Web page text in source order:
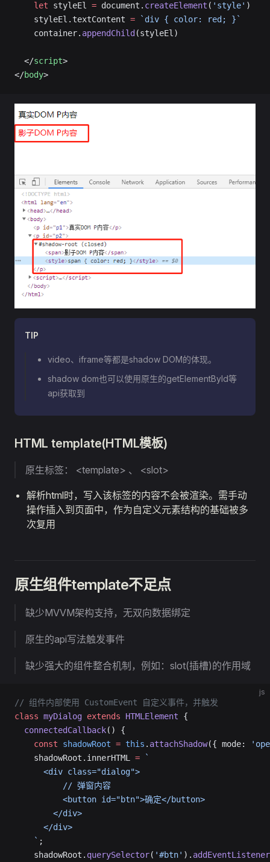
    let
styleEl = document. createElement ( 'style' )
    styleEl.textContent
= `div { color: red; }`
    container.
appendChild (styleEl)
  </
script>
</body>
TIP
video、iframe等都是shadow DOM的体现。
shadow dom也可以使用原生的getElementById等
api获取到
HTML template(HTML模板)
原生标签： <template> 、 <slot>
解析html时，写入该标签的内容不会被渲染。需手动
操作插入到页面中，作为自定义元素结构的基础被多
次复用
原生组件template不足点
缺少MVVM架构支持，无双向数据绑定
原生的api写法触发事件
缺少强大的组件整合机制，例如：slot(插槽)的作用域
js
// 组件内部使用 CustomEvent 自定义事件，并触发
class myDialog extends HTMLElement {
  connectedCallback
() {
    const
shadowRoot = this . attachShadow({ mode:
    shadowRoot.innerHTML
= `
      <div class="dialog">
          // 弹窗内容
          <button id="btn">确定</button>
        </div>
      </div>
    `
;
    shadowRoot.
querySelector( '#btn' ). addEventListener